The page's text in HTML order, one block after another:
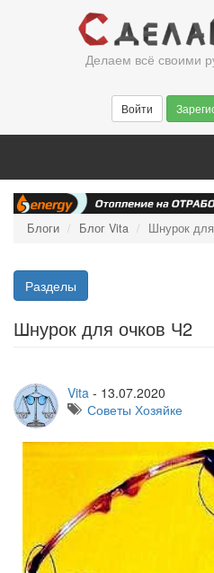
Делаем всё своими
Войти
Блоги Блог Vita Шнурок
Разделы
Шнурок для очков Ч2
Vita - 13.07.2020
Советы Хозяйке